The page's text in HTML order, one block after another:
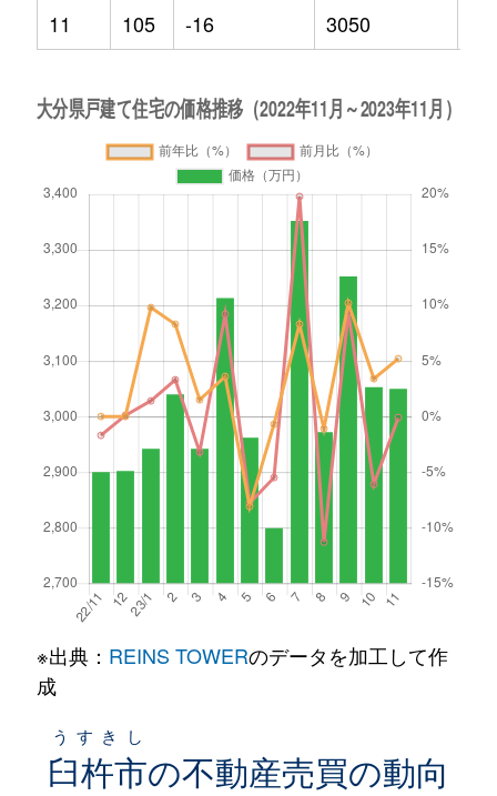
11
105 -16 3050
※出典： REINS TOWERのデータを加工して作
成
臼杵市
うすきし
の不動産売買の動向